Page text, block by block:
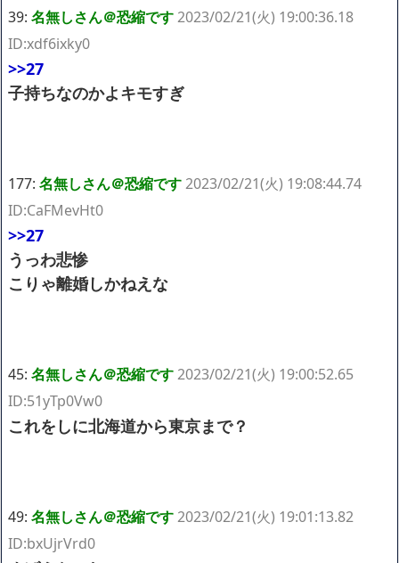
39: 名無しさん＠恐縮です2023/02/21(火) 19:00:36.18
ID:xdf6ixky0
>>27
子持ちなのかよキモすぎ
177: 名無しさん＠恐縮です2023/02/21(火) 19:08:44.74
ID:CaFMevHt0
>>27
うっわ悲惨
こりゃ離婚しかねえな
45: 名無しさん＠恐縮です2023/02/21(火) 19:00:52.65
ID:51yTp0Vw0
これをしに北海道から東京まで？
49: 名無しさん＠恐縮です2023/02/21(火) 19:01:13.82
ID:bxUjrVrd0